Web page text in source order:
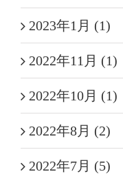
2023年1月 (1)
2022年11月 (1)
2022年10月 (1)
2022年8月 (2)
2022年7月 (5)